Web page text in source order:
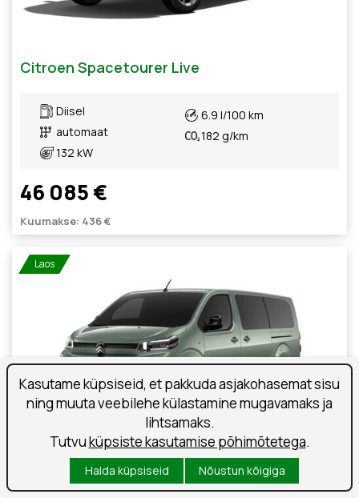
Citroen Spacetourer Live
Diisel
automaat
132 kW
6.9 l/100 km
182 g/km
46 085 €
Kuumakse: 436 €
Laos
Citroen Spacetourer Business
Kasutame küpsiseid, et pakkuda asjakohasemat sisu
ning muuta veebilehe külastamine mugavamaks ja
lihtsamaks.
Tutvuküpsiste kasutamise põhimõtetega.
Halda küpsiseid Nõustun kõigiga